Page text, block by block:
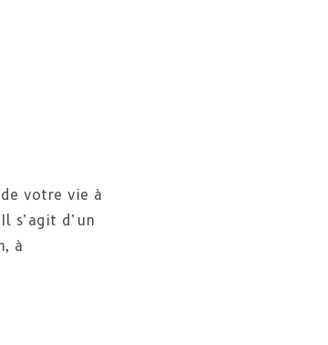
votre vie à
s’agit d’un
à